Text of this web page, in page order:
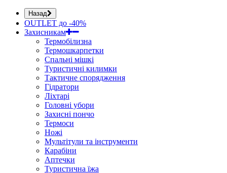
Назад
OUTLET до -40%
Захисникам
Термобілизна
Термошкарпетки
Спальні мішкі
Туристичні килимки
Тактичне спорядження
Гідратори
Ліхтарі
Головні убори
Захисні пончо
Термоси
Ножі
Мультітули та інструменти
Карабіни
Аптечки
Туристична їжа